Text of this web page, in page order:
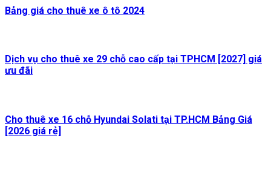
Bảng giá cho thuê xe ô tô 2024
Dịch vụ cho thuê xe 29 chỗ cao cấp tại TPHCM [2027] giá
ưu đãi
Cho thuê xe 16 chỗ Hyundai Solati tại TP.HCM Bảng Giá
[2026 giá rẻ]